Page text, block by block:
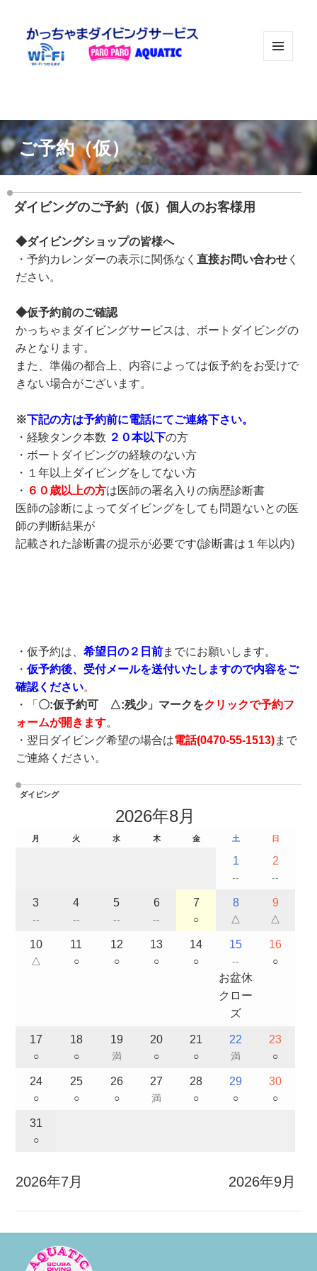
ご予約（仮）
ダイビングのご予約（仮）個人のお客様用
◆ダイビングショップの皆様へ
・予約カレンダーの表示に関係なく直接お問い合わせ く
ださい。
◆仮予約前のご確認
かっちゃまダイビングサービスは、ボートダイビングの
みとなります。
また、準備の都合上、内容によっては仮予約をお受けで
きない場合がございます。
※下記の方は予約前に電話にてご連絡下さい。
・経験タンク本数 ２０本以下の方
・ボートダイビングの経験のない方
・１年以上ダイビングをしてない方
・ ６０歳以上の方は医師の署名入りの病歴診断書
医師の診断によってダイビングをしても問題ないとの医
師の判断結果が
記載された診断書の提示が必要です(診断書は１年以内)
・仮予約は、希望日の２日前までにお願いします。
・仮予約後、受付メールを送付いたしますので内容をご
確認ください。
・「 〇:仮予約可 △:残少」マークをクリックで予約フ
ォームが開きます。
・翌日ダイビング希望の場合は電話(0470-55-1513)まで
ご連絡ください。
ダイビング
2026年8月
月 火 水 木 金 土 日
1
--
2
--
3
--
4
--
5
--
6
--
7
○
8
△
9
△
10
△
11
○
12
○
13
○
14
○
15
--
お盆休
クロー
ズ
16
○
17
○
18
○
19
満
20
○
21
○
22
満
23
○
24
○
25
○
26
○
27
満
28
○
29
○
30
○
31
○
2026年7月 2026年9月